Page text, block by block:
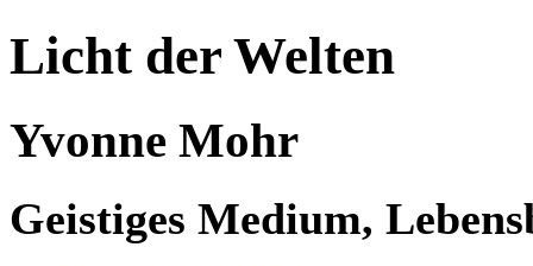
Licht der Welten
Yvonne Mohr
Geistiges Medium,